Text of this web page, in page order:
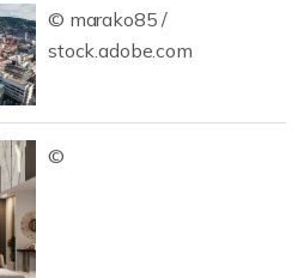
© marako85 /
stock.adobe.com
©